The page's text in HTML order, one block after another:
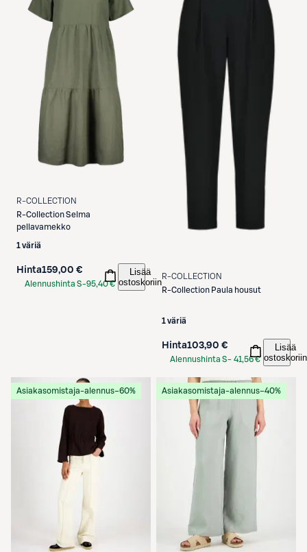
R-COLLECTION
R-CollectionSelma
pellavamekko
1 väriä
Hinta159,00 €
Alennushinta S-95,40 €
Lisää
ostoskoriin
R-COLLECTION
R-Collection Paula housut
1 väriä
Hinta103,90 €
Alennushinta S- 41,56 €
Lisää
ostoskoriin
Asiakasomistaja-alennus−60% Asiakasomistaja-alennus−40%